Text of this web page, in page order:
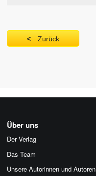
Zurück
Über uns
Der Verlag
Das Team
Unsere Autorinnen und Autoren